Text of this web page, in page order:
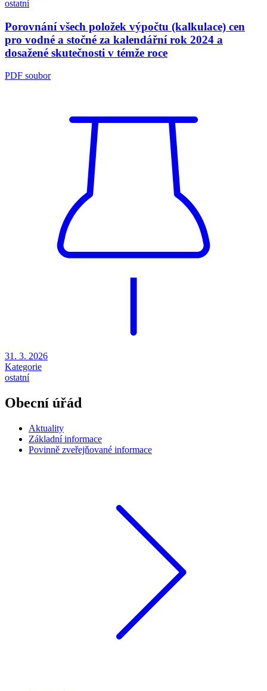
ostatní
Porovnání všech položek výpočtu (kalkulace) cen
pro vodné a stočné za kalendářní rok 2024 a
dosažené skutečnosti v témže roce
PDF soubor
31. 3. 2026
Kategorie
ostatní
Obecní úřád
Aktuality
Základní informace
Povinně zveřejňované informace